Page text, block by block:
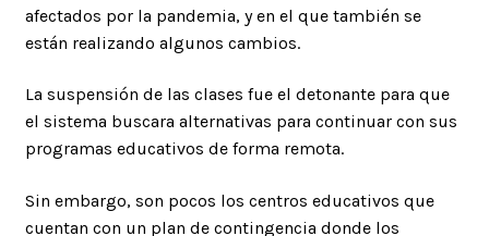
afectados por la pandemia, y en el que también se
están realizando algunos cambios.
La suspensión de las clases fue el detonante para que
el sistema buscara alternativas para continuar con sus
programas educativos de forma remota.
Sin embargo, son pocos los centros educativos que
cuentan con un plan de contingencia donde los